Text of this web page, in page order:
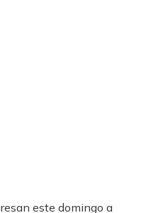
este domingo a